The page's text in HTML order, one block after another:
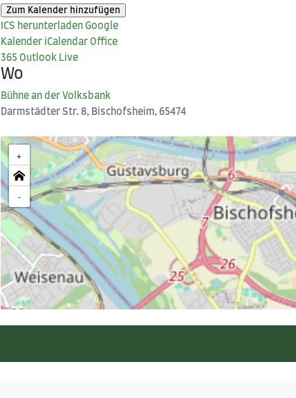
Zum Kalender hinzufügen
ICS her­un­ter­la­den Goog­le
Kalender iCal­en­dar Office
365 Out­look Live
Wo
Büh­ne an der Volksbank
Darm­städ­ter Str. 8, Bischofs­heim, 65474
+
-